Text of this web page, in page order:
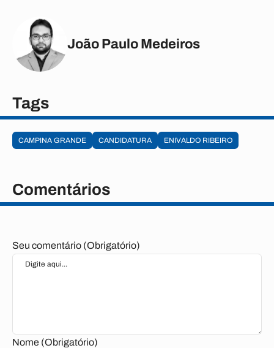
João Paulo Medeiros
Tags
CAMPINA GRANDE CANDIDATURA ENIVALDO RIBEIRO
Comentários
Seu comentário (Obrigatório)
Nome (Obrigatório)